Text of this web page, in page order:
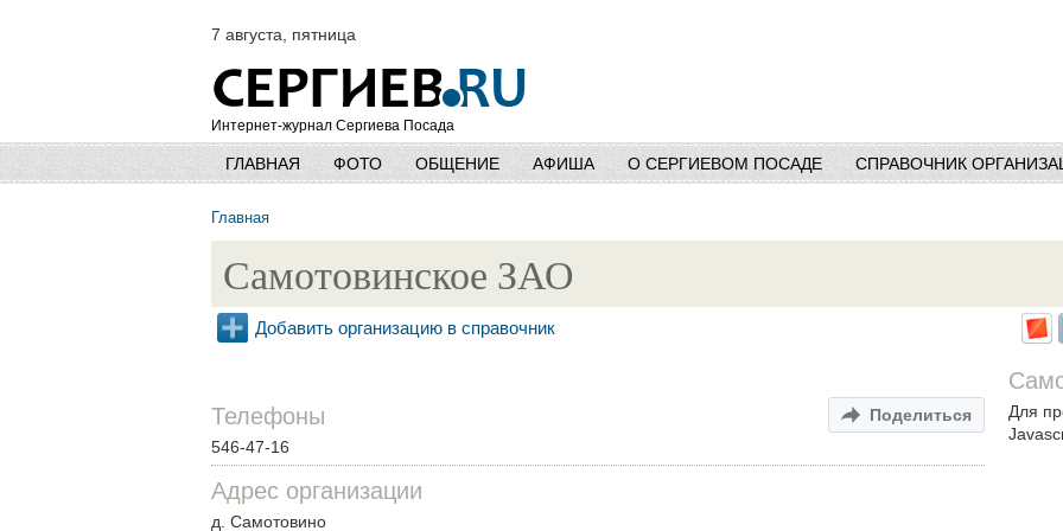
7 августа, пятница
Интернет-журнал Сергиева Посада
ГЛАВНАЯ ФОТО ОБЩЕНИЕ АФИША О СЕРГИЕВОМ ПОСАДЕ СПРАВОЧНИК
Главная
Самотовинское ЗАО
Добавить организацию в справочник
Поделиться
Телефоны
546-47-16
Адрес организации
д. Самотовино
Для